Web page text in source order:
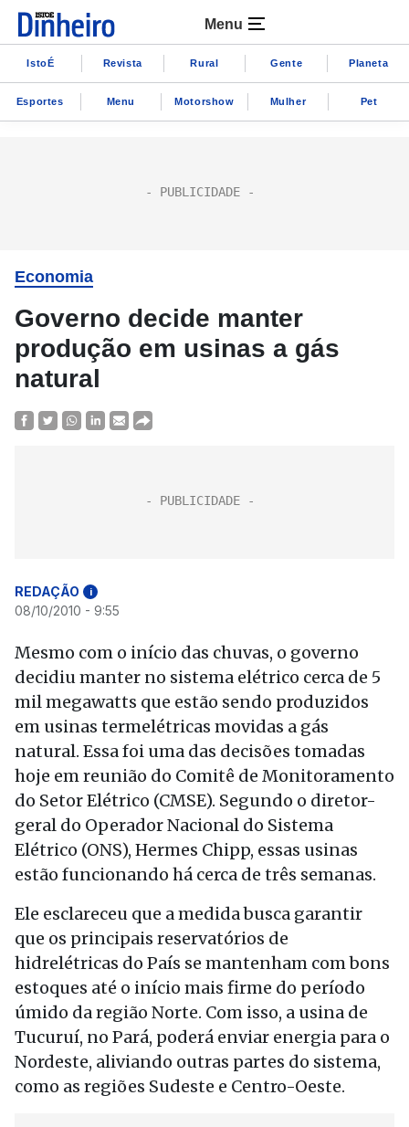
Menu
IstoÉ Revista Rural Gente Planeta
Esportes Menu Motorshow Mulher Pet
Economia
Governo decide manter
produção em usinas a gás
natural
REDAÇÃO i
08/10/2010 - 9:55
Mesmo com o início das chuvas, o governo
decidiu manter no sistema elétrico cerca de 5
mil megawatts que estão sendo produzidos
em usinas termelétricas movidas a gás
natural. Essa foi uma das decisões tomadas
hoje em reunião do Comitê de Monitoramento
do Setor Elétrico (CMSE). Segundo o diretor-
geral do Operador Nacional do Sistema
Elétrico (ONS), Hermes Chipp, essas usinas
estão funcionando há cerca de três semanas.
Ele esclareceu que a medida busca garantir
que os principais reservatórios de
hidrelétricas do País se mantenham com bons
estoques até o início mais firme do período
úmido da região Norte. Com isso, a usina de
Tucuruí, no Pará, poderá enviar energia para o
Nordeste, aliviando outras partes do sistema,
como as regiões Sudeste e Centro-Oeste.